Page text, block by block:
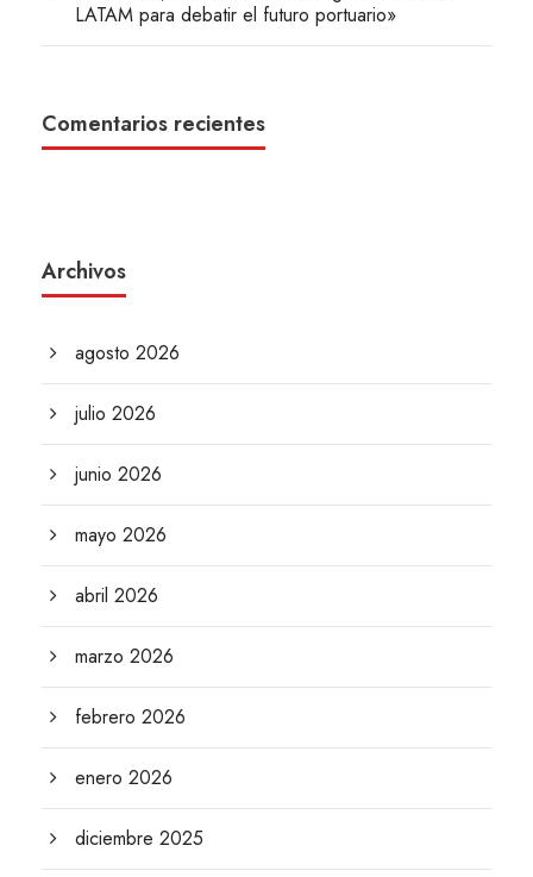
LATAM para debatir el futuro portuario»
Comentarios recientes
Archivos
agosto 2026
julio 2026
junio 2026
mayo 2026
abril 2026
marzo 2026
febrero 2026
enero 2026
diciembre 2025